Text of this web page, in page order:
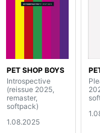
PET SHOP BOYS
Introspective
(reissue 2025,
remaster,
softpack)
1.08.2025